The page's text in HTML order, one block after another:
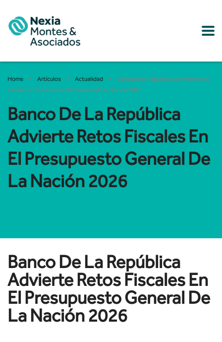
Home Artículos Actualidad
Banco de la República advierte retos
fiscales en el Presupuesto General de la Nación 2026
Banco De La República
Advierte Retos Fiscales En
El Presupuesto General De
La Nación 2026
Banco De La República
Advierte Retos Fiscales En
El Presupuesto General De
La Nación 2026